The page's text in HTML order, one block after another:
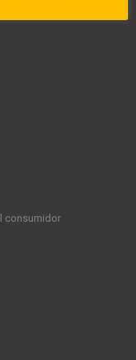
consumidor